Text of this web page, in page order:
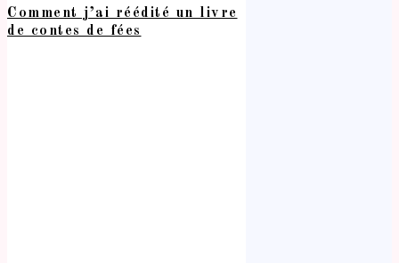
Comment j’ai réédité un livre
de contes de fées